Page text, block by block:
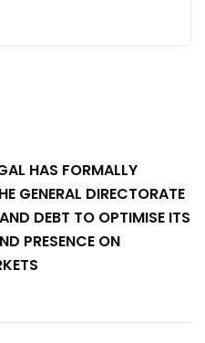
HAS FORMALLY
GENERAL DIRECTORATE
DEBT TO OPTIMISE ITS
PRESENCE ON